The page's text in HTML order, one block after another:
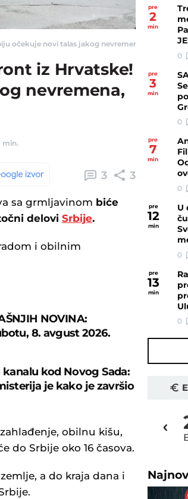
očekuje novi talas jakog nevremena, PRETI olujni
iz Hrvatske!
nevremena,
min.
3 3
sa grmljavinom biće
delovi Srbije.
i obilnim
NOVINA:
8. avgust 2026.
kod Novog Sada:
je kako je završio
obilnu kišu,
do Srbije oko 16 časova.
a do kraja dana i
pre
2
min
0
pre
3
min
0
pre
7
min
0
pre
12
min
U
0
pre
13
min
0
21
Priština